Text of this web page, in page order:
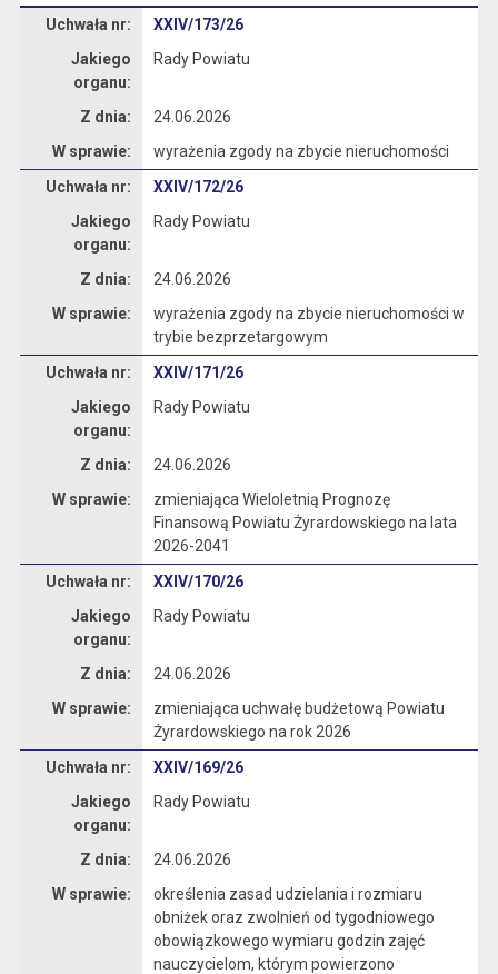
Uchwała nr:
XXIV/173/26
Jakiego
organu:
Rady Powiatu
Z dnia:
24.06.2026
W sprawie:
wyrażenia zgody na zbycie nieruchomości
Uchwała nr:
XXIV/172/26
Jakiego
organu:
Rady Powiatu
Z dnia:
24.06.2026
W sprawie:
wyrażenia zgody na zbycie nieruchomości w
trybie bezprzetargowym
Uchwała nr:
XXIV/171/26
Jakiego
organu:
Rady Powiatu
Z dnia:
24.06.2026
W sprawie:
zmieniająca Wieloletnią Prognozę
Finansową Powiatu Żyrardowskiego na lata
2026-2041
Uchwała nr:
XXIV/170/26
Jakiego
organu:
Rady Powiatu
Z dnia:
24.06.2026
W sprawie:
zmieniająca uchwałę budżetową Powiatu
Żyrardowskiego na rok 2026
Uchwała nr:
XXIV/169/26
Jakiego
organu:
Rady Powiatu
Z dnia:
24.06.2026
W sprawie:
określenia zasad udzielania i rozmiaru
obniżek oraz zwolnień od tygodniowego
obowiązkowego wymiaru godzin zajęć
nauczycielom, którym powierzono